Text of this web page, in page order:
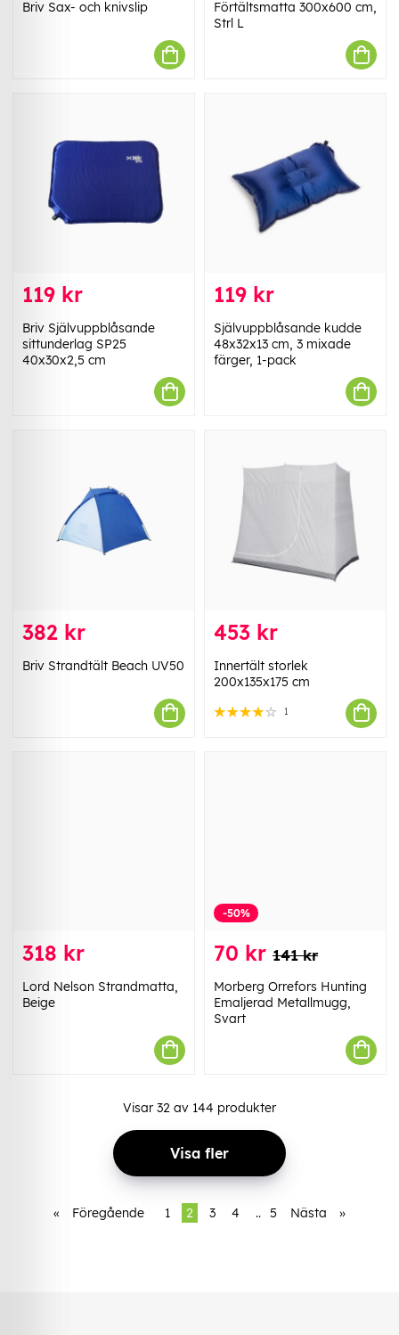
Briv Sax- och knivslip
Förtältsmatta 300x600 cm,
Strl L
119 kr
Briv Självuppblåsande
sittunderlag SP25
40x30x2,5 cm
119 kr
Självuppblåsande kudde
48x32x13 cm, 3 mixade
färger, 1-pack
382 kr
Briv Strandtält Beach UV50
453 kr
Innertält storlek
200x135x175 cm
1
318 kr
Lord Nelson Strandmatta,
Beige
-50%
70 kr 141 kr
Morberg Orrefors Hunting
Emaljerad Metallmugg,
Svart
Visar 32 av 144 produkter
Visa fler
« Föregående 1 2 3 4 .. 5 Nästa »